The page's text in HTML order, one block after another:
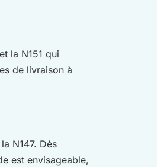
la N151 qui
de livraison à
N147. Dès
est envisageable,